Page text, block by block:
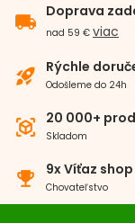
local_shipping
Doprava
nad 59 € viac
rocket_launch Rýchle
Odošleme do 24h
view_in_ar 20 000+
Skladom
emoji_events 9x Víťaz
Chovateľstvo